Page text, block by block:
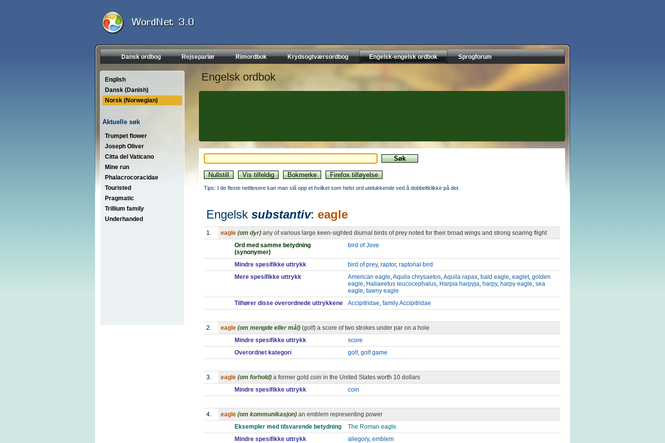
Dansk ordbog Rejseparlør Rimordbok Krydsogtværsordbog Engelsk-engelsk ordbok Sprogforum
English
Dansk (Danish)
Norsk (Norwegian)
Aktuelle søk
Trumpet flower
Joseph Oliver
Citta del Vaticano
Mine run
Phalacrocoracidae
Touristed
Pragmatic
Trillium family
Underhanded
Engelsk ordbok
Tips: I de fleste nettlesere kan man slå opp et hvilket som helst ord utelukkende ved å dobbeltklikke på det.
Engelsk substantiv: eagle
1. eagle (om dyr) any of various large keen-sighted diurnal birds of prey noted for their broad wings and strong soaring flight
Ord med samme betydning
(synonymer)
bird of Jove
Mindre spesifikke uttrykk bird of prey, raptor, raptorial bird
Mere spesifikke uttrykk
American eagle,Aquila chrysaetos,Aquila rapax, bald eagle, eaglet, golden
eagle, Haliaeetus leucocephalus, Harpia harpyja, harpy, harpy eagle, sea
eagle, tawny eagle
Tilhører disse overordnede uttrykkene
Accipitridae, family Accipitridae
2. eagle (om mengde eller mål) (golf) a score of two strokes under par on a hole
Mindre spesifikke uttrykk
score
Overordnet kategori
golf, golf game
3. eagle (om forhold) a former gold coin in the United States worth 10 dollars
Mindre spesifikke uttrykk
coin
4. eagle (om kommunikasjon) an emblem representing power
Eksempler med tilsvarende betydning
The Roman eagle.
Mindre spesifikke uttrykk
allegory, emblem